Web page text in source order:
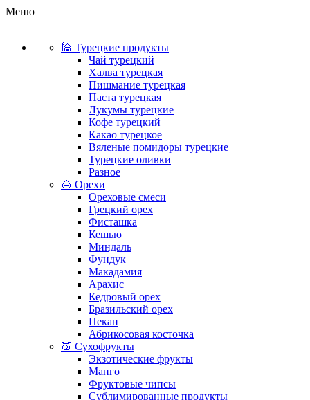
Меню
🕌 Турецкие продукты
Чай турецкий
Халва турецкая
Пишмание турецкая
Паста турецкая
Лукумы турецкие
Кофе турецкий
Какао турецкое
Вяленые помидоры турецкие
Турецкие оливки
Разное
🌰 Орехи
Ореховые смеси
Грецкий орех
Фисташка
Кешью
Миндаль
Фундук
Макадамия
Арахис
Кедровый орех
Бразильский орех
Пекан
Абрикосовая косточка
🍑 Сухофрукты
Экзотические фрукты
Манго
Фруктовые чипсы
Сублимированные продукты